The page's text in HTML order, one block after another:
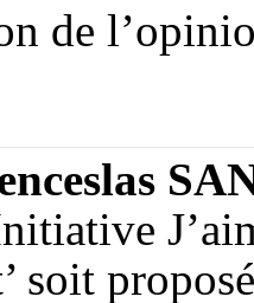
de
soit